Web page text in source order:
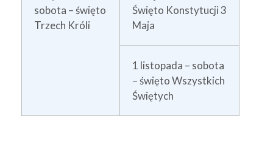
sobota – święto
Trzech Króli
Święto Konstytucji 3
Maja
1 listopada – sobota
– święto Wszystkich
Świętych